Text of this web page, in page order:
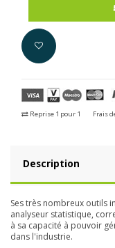
Reprise 1 pour 1 Frais de
Description
Ses très nombreux outils
analyseur statistique,
à sa capacité à pouvoir
dans l'industrie.